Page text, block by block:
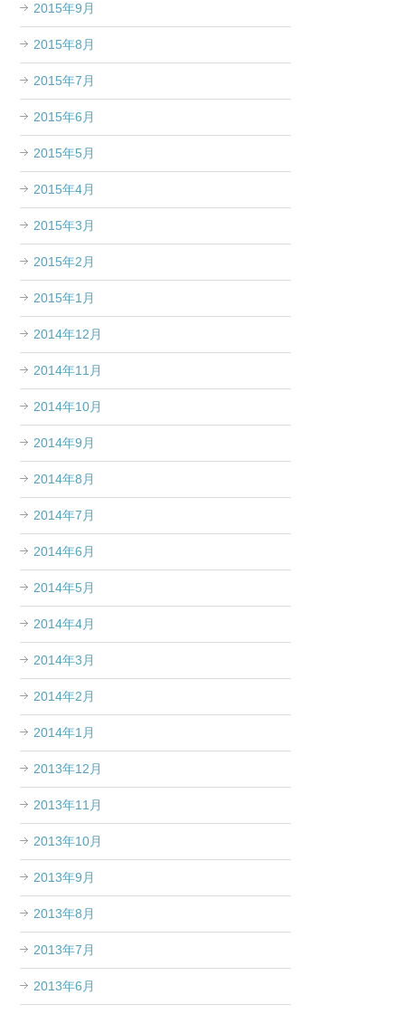
2015年9月
2015年8月
2015年7月
2015年6月
2015年5月
2015年4月
2015年3月
2015年2月
2015年1月
2014年12月
2014年11月
2014年10月
2014年9月
2014年8月
2014年7月
2014年6月
2014年5月
2014年4月
2014年3月
2014年2月
2014年1月
2013年12月
2013年11月
2013年10月
2013年9月
2013年8月
2013年7月
2013年6月